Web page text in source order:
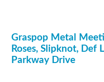
Graspop Metal
Roses, Slipknot, Def
Parkway Drive